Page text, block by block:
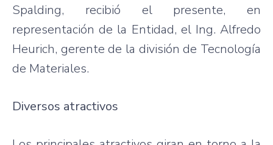
Spalding, recibió el presente, en
representación de la Entidad, el Ing. Alfredo
Heurich, gerente de la división de Tecnología
de Materiales.
Diversos atractivos